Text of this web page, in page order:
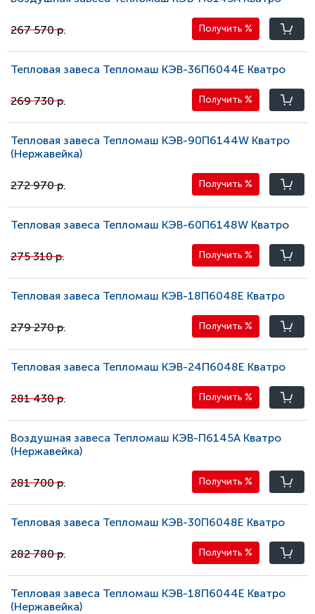
267 570 р. Получить %
Тепловая завеса Тепломаш КЭВ-36П6044E Кватро
269 730 р. Получить %
Тепловая завеса Тепломаш КЭВ-90П6144W Кватро
(Нержавейка)
272 970 р. Получить %
Тепловая завеса Тепломаш КЭВ-60П6148W Кватро
275 310 р. Получить %
Тепловая завеса Тепломаш КЭВ-18П6048E Кватро
279 270 р. Получить %
Тепловая завеса Тепломаш КЭВ-24П6048E Кватро
281 430 р. Получить %
Воздушная завеса Тепломаш КЭВ-П6145A Кватро
(Нержавейка)
281 700 р. Получить %
Тепловая завеса Тепломаш КЭВ-30П6048E Кватро
282 780 р. Получить %
Тепловая завеса Тепломаш КЭВ-18П6044E Кватро
(Нержавейка)